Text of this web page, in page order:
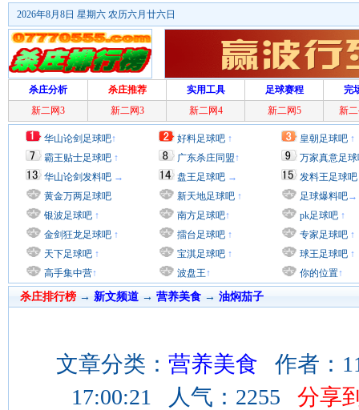
2026年8月8日 星期六 农历六月廿六日
杀庄分析 杀庄推荐 实用工具 足球赛程
完
新二网3
新二网3 新二网4 新二网5 新
华山论剑足球吧↑
霸王贴士足球吧 ↑
华山论剑发料吧 →
黄金万两足球吧
银波足球吧 ↑
金剑狂龙足球吧 ↑
天下足球吧 ↑
高手集中营↑
好料足球吧 ↑
广东杀庄同盟↑
盘王足球吧 →
新天地足球吧 ↑
南方足球吧↑
擂台足球吧 ↑
宝淇足球吧 ↑
波盘王↑
皇朝足球吧 ↑
万家真意足
发料王足球吧
足球爆料吧→
pk足球吧 ↑
专家足球吧 ↑
球王足球吧 ↑
你的位置↑
杀庄排行榜 → 新文频道→ 营养美食 → 油焖茄子
文章分类： 营养美食 作者：
17:00:21 人气：2255 分享